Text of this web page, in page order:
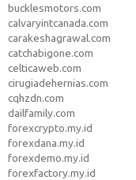
bucklesmotors.com
calvaryintcanada.com
carakeshagrawal.com
catchabigone.com
celticaweb.com
cirugiadehernias.com
cqhzdn.com
dailfamily.com
forexcrypto.my.id
forexdana.my.id
forexdemo.my.id
forexfactory.my.id